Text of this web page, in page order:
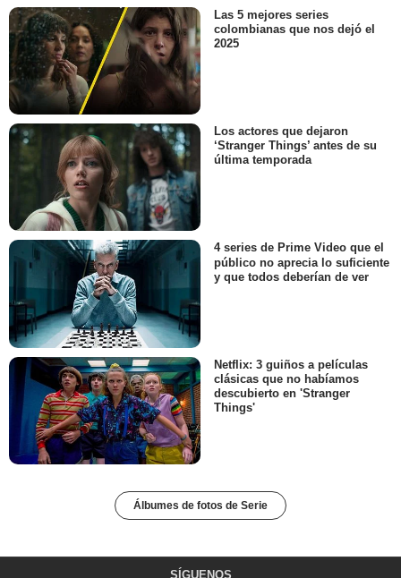
Las 5 mejores series
colombianas que nos dejó el
2025
Los actores que dejaron
‘Stranger Things’ antes de su
última temporada
4 series de Prime Video que el
público no aprecia lo suficiente
y que todos deberían de ver
Netflix: 3 guiños a películas
clásicas que no habíamos
descubierto en 'Stranger
Things'
Álbumes de fotos de Serie
SÍGUENOS